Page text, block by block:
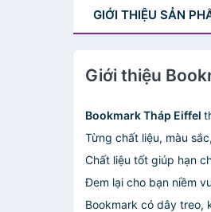
GIỚI THIỆU SẢN
Giới thiệu
Bookmark Tháp Eiffel
Từng chất liệu, màu
Chất liệu tốt giúp hạn
Đem lại cho bạn niềm
Bookmark có dây treo,